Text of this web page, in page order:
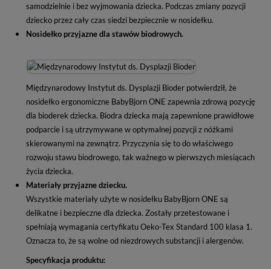
samodzielnie i bez wyjmowania dziecka. Podczas zmiany pozycji
dziecko przez cały czas siedzi bezpiecznie w nosidełku.
Nosidełko przyjazne dla stawów biodrowych.
Międzynarodowy Instytut ds. Dysplazji Bioder potwierdził, że
nosidełko ergonomiczne BabyBjorn ONE zapewnia zdrową pozycję
dla bioderek dziecka. Biodra dziecka mają zapewnione prawidłowe
podparcie i są utrzymywane w optymalnej pozycji z nóżkami
skierowanymi na zewnątrz. Przyczynia się to do właściwego
rozwoju stawu biodrowego, tak ważnego w pierwszych miesiącach
życia dziecka.
Materiały przyjazne dziecku.
Wszystkie materiały użyte w nosidełku BabyBjorn ONE są
delikatne i bezpieczne dla dziecka. Zostały przetestowane i
spełniają wymagania certyfikatu Oeko-Tex Standard 100 klasa 1.
Oznacza to, że są wolne od niezdrowych substancji i alergenów.
Specyfikacja produktu: